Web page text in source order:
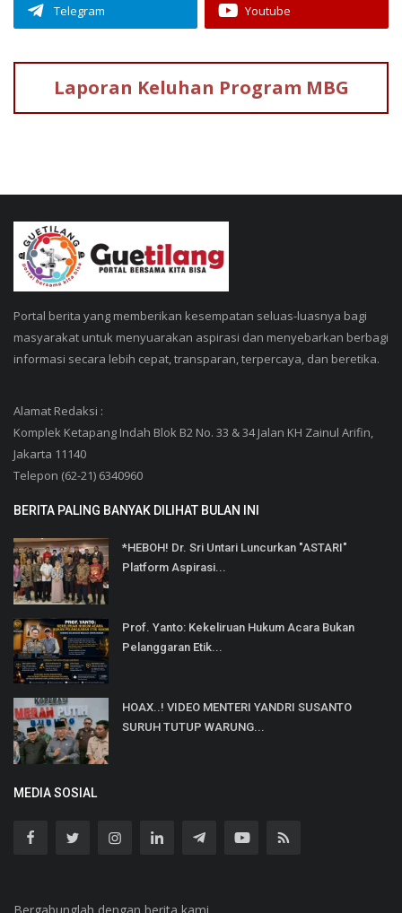
Telegram Youtube
Laporan Keluhan Program MBG
Portal berita yang memberikan kesempatan seluas-luasnya bagi
masyarakat untuk menyuarakan aspirasi dan menyebarkan berbagi
informasi secara lebih cepat, transparan, terpercaya, dan beretika.
Alamat Redaksi :
Komplek Ketapang Indah Blok B2 No. 33 & 34 Jalan KH Zainul Arifin,
Jakarta 11140
Telepon (62-21) 6340960
BERITA PALING BANYAK DILIHAT BULAN INI
*HEBOH! Dr. Sri Untari Luncurkan "ASTARI"
Platform Aspirasi...
Prof. Yanto: Kekeliruan Hukum Acara Bukan
Pelanggaran Etik...
HOAX..! VIDEO MENTERI YANDRI SUSANTO
SURUH TUTUP WARUNG...
MEDIA SOSIAL